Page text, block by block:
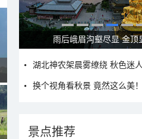
秋意浓 蓝天映衬下的哈尔滨
湖北神农架晨雾缭绕 秋色迷人
换个视角看秋景 竟然这么美！
景点推荐